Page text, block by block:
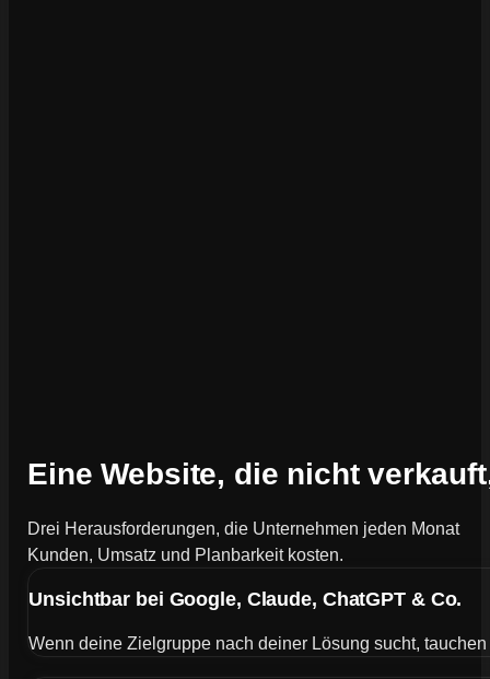
Eine Website, die nicht
Drei Herausforderungen, die Unternehmen jeden Monat
Kunden, Umsatz und Planbarkeit kosten.
Unsichtbar bei Google, Claude, ChatGPT & Co.
Wenn deine Zielgruppe nach deiner Lösung sucht,